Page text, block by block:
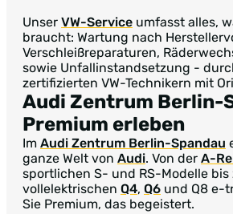
Unser VW-Service umfasst alles,
braucht: Wartung nach
Verschleißreparaturen,
sowie Unfallinstandsetzung -
zertifizierten VW-Technikern mit
Audi Zentrum Berlin-
Premium erleben
Im Audi Zentrum Berlin-Spandau
ganze Welt von Audi. Von der A-
sportlichen S- und RS-Modelle bis
vollelektrischen Q4, Q6 und Q8 e-
Sie Premium, das begeistert.